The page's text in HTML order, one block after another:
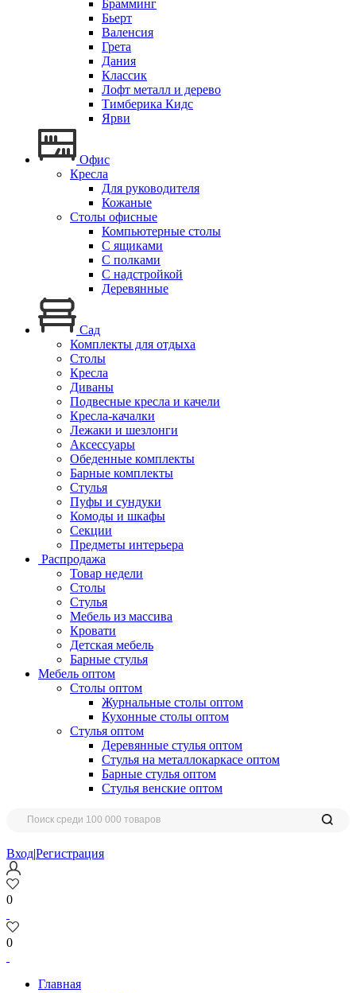
Брамминг
Бьерт
Валенсия
Грета
Дания
Классик
Лофт металл и дерево
Тимберика Кидс
Ярви
Офис
Кресла
Для руководителя
Кожаные
Столы офисные
Компьютерные столы
С ящиками
С полками
С надстройкой
Деревянные
Сад
Комплекты для отдыха
Столы
Кресла
Диваны
Подвесные кресла и качели
Кресла-качалки
Лежаки и шезлонги
Аксессуары
Обеденные комплекты
Барные комплекты
Стулья
Пуфы и сундуки
Комоды и шкафы
Секции
Предметы интерьера
Распродажа
Товар недели
Столы
Стулья
Мебель из массива
Кровати
Детская мебель
Барные стулья
Мебель оптом
Столы оптом
Журнальные столы оптом
Кухонные столы оптом
Стулья оптом
Деревянные стулья оптом
Стулья на металлокаркасе оптом
Барные стулья оптом
Стулья венские оптом
Вход|Регистрация
0
0
Главная